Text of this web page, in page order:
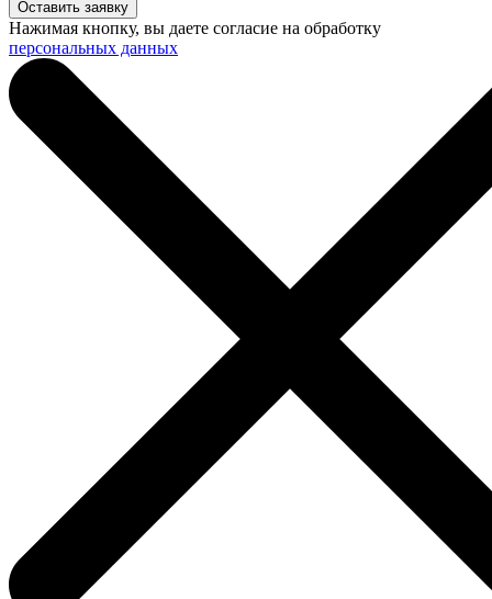
Нажимая кнопку, вы даете согласие на обработку
персональных данных